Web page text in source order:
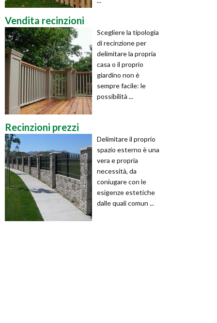
Vendita recinzioni
Scegliere la tipologia
di recinzione per
delimitare la propria
casa o il proprio
giardino non è
sempre facile: le
possibilità ...
Recinzioni prezzi
Delimitare il proprio
spazio esterno è una
vera e propria
necessità, da
coniugare con le
esigenze estetiche
dalle quali comun ...